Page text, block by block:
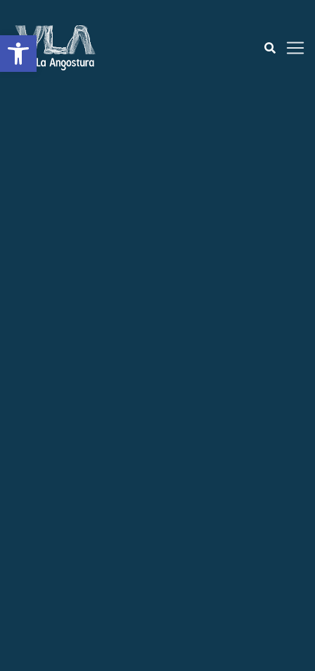
Open toolbar